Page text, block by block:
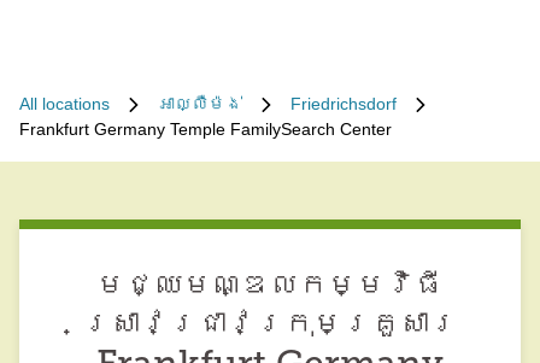
All locations អាល្លឺម៉ង់
Friedrichsdorf
Frankfurt Germany Temple FamilySearch Center
មជ្ឈមណ្ឌល​កម្មវិធី​
ស្រាវជ្រាវ​ក្រុមគ្រួសារ